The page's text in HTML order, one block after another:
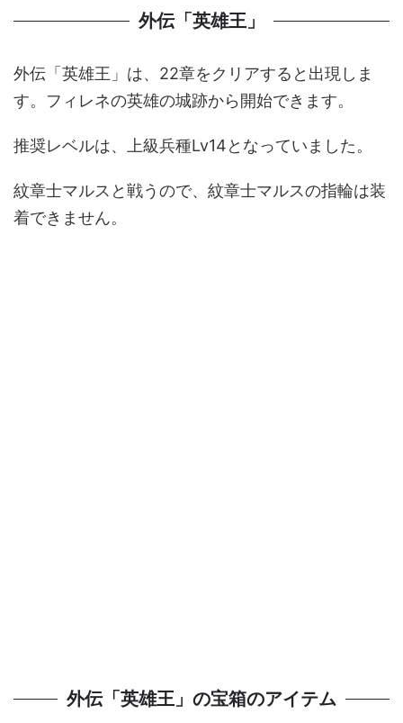
外伝「英雄王」
外伝「英雄王」は、22章をクリアすると出現しま
す。フィレネの英雄の城跡から開始できます。
推奨レベルは、上級兵種Lv14となっていました。
紋章士マルスと戦うので、紋章士マルスの指輪は装
着できません。
外伝「英雄王」の宝箱のアイテム